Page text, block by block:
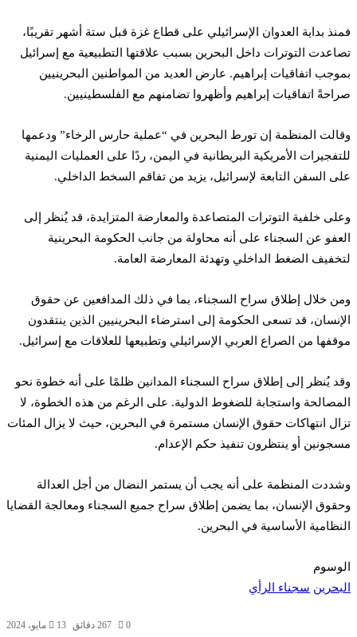
فمنذ بداية العدوان الإسرائيلي على قطاع غزة قبل ستة أشهر تقريبًا،
تصاعدت التوترات داخل البحرين بسبب علاقتها التطبيعية مع إسرائيل
بموجب اتفاقيات إبراهيم. عارض العديد من المواطنين البحرينيين
صراحةً اتفاقيات إبراهيم وأظهروا تضامنهم مع الفلسطينيين.
وقالت المنظمة إن تورط البحرين في “عملية حارس الرخاء” ودعمها
للتفجيرات الأمريكية البريطانية في اليمن، ردًا على العمليات اليمنية
على السفن التابعة لإسرائيل، يزيد من تفاقم السخط الداخلي.
وعلى خلفية التوترات المتصاعدة والمعارضة المتزايدة، قد يُنظر إلى
العفو عن السجناء على أنه محاولة من جانب الحكومة البحرينية
لتخفيف الضغط الداخلي وتهدئة المعارضة العامة.
ومن خلال إطلاق سراح السجناء، بما في ذلك المدافعين عن حقوق
الإنسان، قد تسعى الحكومة إلى استرضاء البحرينيين الذين ينتقدون
موقفها من الصراع العربي الإسرائيلي وتطبيعها للعلاقات مع إسرائيل.
وقد يُنظر إلى إطلاق سراح السجناء المدانين ظلمًا على أنه خطوة نحو
المصالحة واستجابة للضغوط الدولية. على الرغم من هذه الخطوة، لا
تزال انتهاكات حقوق الإنسان مستمرة في البحرين، حيث لا يزال المئات
مسجونين أو ينتظرون تنفيذ حكم الإعدام.
وشددت المنظمة على أنه يجب أن يستمر النضال من أجل العدالة
وحقوق الإنسان، بما يضمن إطلاق سراح جميع السجناء ومعالجة القضايا
النظامية الأساسية في البحرين.
الوسوم
البحرين سجناء الرأي
13 مايو، 2024 0
672 دقائق